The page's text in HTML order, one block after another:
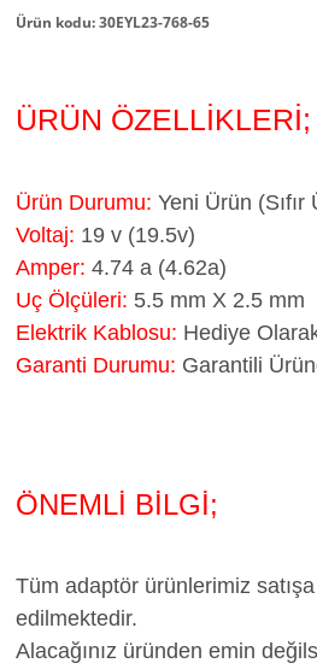
Ürün kodu: 30EYL23-768-65
ÜRÜN ÖZELLİKLERİ;
Ürün Durumu: Yeni Ürün (Sıfır
Voltaj: 19 v (19.5v)
Amper: 4.74 a (4.62a)
Uç Ölçüleri: 5.5 mm X 2.5 mm
Elektrik Kablosu: Hediye
Garanti Durumu: Garantili
ÖNEMLİ BİLGİ;
Tüm adaptör ürünlerimiz
edilmektedir.
Alacağınız üründen emin